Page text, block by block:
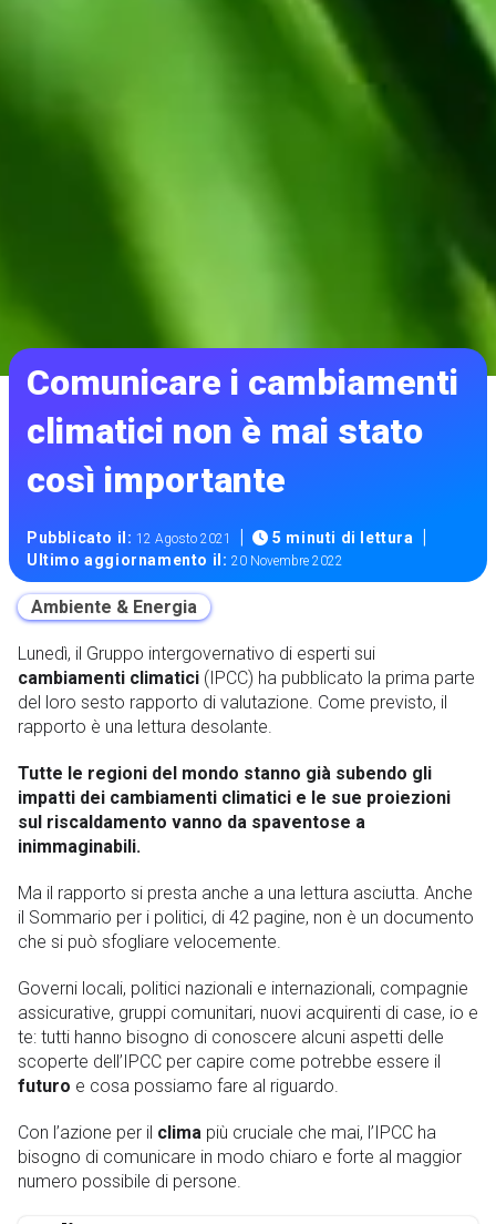
Comunicare i cambiamenti
climatici non è mai stato
così importante
Pubblicato il:12 Agosto 2021 | 5 minuti di lettura |
Ultimo aggiornamento il:20 Novembre 2022
Ambiente & Energia
Lunedì, il Gruppo intergovernativo di esperti sui
cambiamenti climatici (IPCC) ha pubblicato la prima parte
del loro sesto rapporto di valutazione. Come previsto, il
rapporto è una lettura desolante.
Tutte le regioni del mondo stanno già subendo gli
impatti dei cambiamenti climatici e le sue proiezioni
sul riscaldamento vanno da spaventose a
inimmaginabili.
Ma il rapporto si presta anche a una lettura asciutta. Anche
il Sommario per i politici, di 42 pagine, non è un documento
che si può sfogliare velocemente.
Governi locali, politici nazionali e internazionali, compagnie
assicurative, gruppi comunitari, nuovi acquirenti di case, io e
te: tutti hanno bisogno di conoscere alcuni aspetti delle
scoperte dell’IPCC per capire come potrebbe essere il
futuro e cosa possiamo fare al riguardo.
Con l’azione per il clima più cruciale che mai, l’IPCC ha
bisogno di comunicare in modo chiaro e forte al maggior
numero possibile di persone.